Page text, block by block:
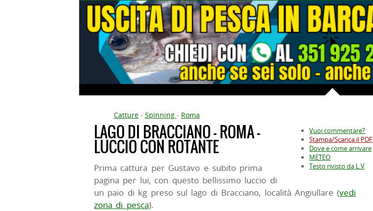
Catture - Spinning - Roma
Vuoi commentare?
Stampa/Scarica il PDF
Dove e come arrivare
METEO
Testo rivisto da L.V
LAGO DI BRACCIANO - ROMA -
LUCCIO CON ROTANTE
Prima cattura per Gustavo e subito prima
pagina per lui, con questo bellissimo luccio di
un paio di kg preso sul lago di Bracciano, località Angiullare (vedi
zona di pesca).